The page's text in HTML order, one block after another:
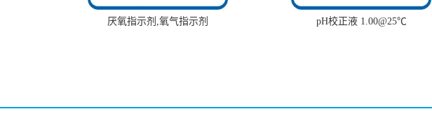
厌氧指示剂,氧气指示剂 pH校正液 1.00@25℃